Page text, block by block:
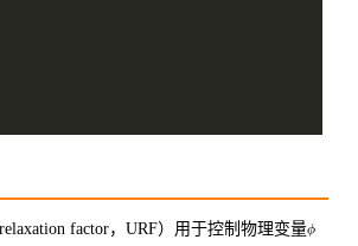
factor，URF）用于控制物理变量